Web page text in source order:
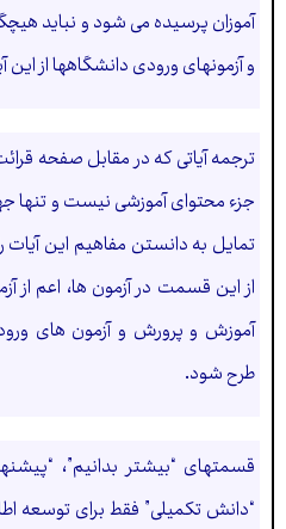
آموزان پرسیده می شود و نباید
و آزمونهای ورودی دانشگاهها از
ترجمه آیاتی که در مقابل صفحه
جزء محتوای آموزشی نیست و تنها
تمایل به دانستن مفاهیم این آیات
از این قسمت در آزمون ها، اعم از
آموزش و پرورش و آزمون های
طرح شود.
قسمتهای “بیشتر بدانیم”،
“دانش تکمیلی” فقط برای توسعه